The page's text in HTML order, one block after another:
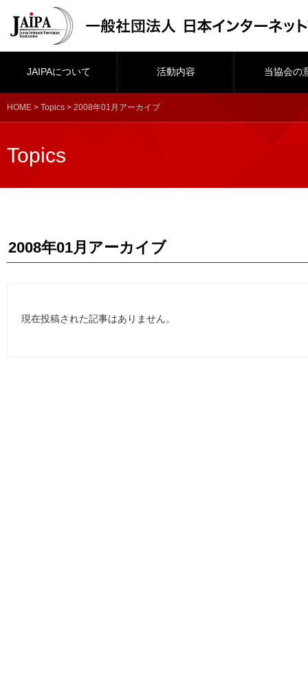
JAIPAについて 活動内容 当協会の
HOME > Topics > 2008年01月アーカイブ
Topics
2008年01月アーカイブ
現在投稿された記事はありません。